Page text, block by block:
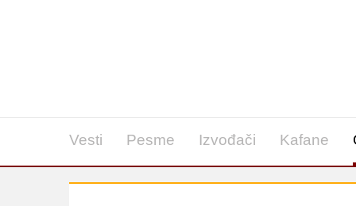
Vesti Pesme Izvođači Kafane